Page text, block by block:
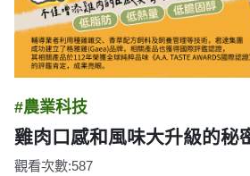
#農業科技
雞肉口感和風味大升級的秘
觀看次數:587